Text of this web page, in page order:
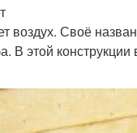
воздух. Своё
В этой